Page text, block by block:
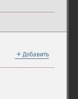
＋ Добавить